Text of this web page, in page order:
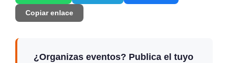
Copiar enlace
¿Organizas eventos? Publica el tuyo